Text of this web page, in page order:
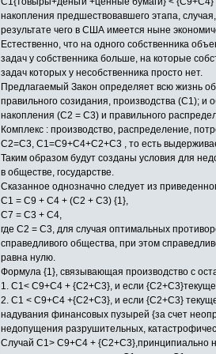
накопления предшествовавшего этапа,
результате чего в США имеется ныне
Естественно, что на одного собственника
задач у собственника больше, на которые
задач которых у несобственника просто нет.
Предлагаемый Закон определяет всю жизнь
правильного созидания, производства (C1); и
накопления (С2 = С3) и правильного
Комплекс : производство, распределение,
С2=С3, С1=С9+С4+С2+С3 , то есть
Таким образом будут созданы условия для
в обществе, государстве.
Сказанное однозначно следует из
С1 = С9 + С4 + (С2 + С3) {1},
С7 = С3 + С4,
где С2 = С3, для случая оптимальных
справедливого общества, при этом
равна нулю.
Формула {1}, связывающая производство с
1. С1< C9+C4 + {С2+С3}, и если
2. С1 < С9+С4 +{С2+C3}, и если {С2+С3}
надувания финансовых пузырей {за счет
недопущения разрушительных,
Cлучай С1> C9+C4 + {С2+С3},принципиально